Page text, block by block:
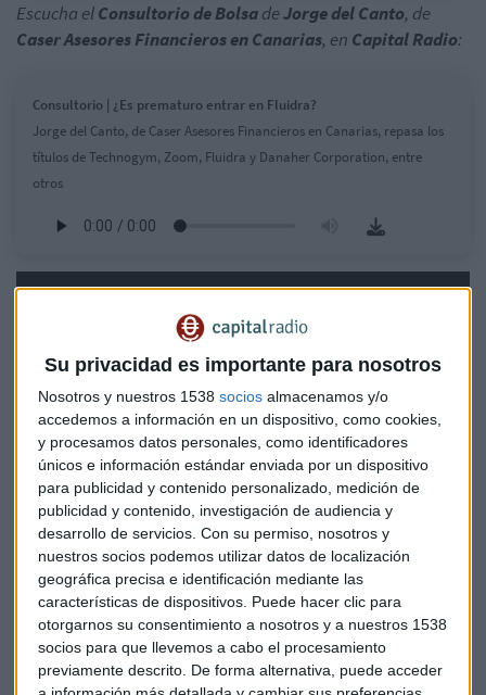
Su privacidad es importante para nosotros
Nosotros y nuestros 1538 socios almacenamos y/o
accedemos a información en un dispositivo, como cookies,
y procesamos datos personales, como identificadores
únicos e información estándar enviada por un dispositivo
para publicidad y contenido personalizado, medición de
publicidad y contenido, investigación de audiencia y
desarrollo de servicios. Con su permiso, nosotros y
nuestros socios podemos utilizar datos de localización
geográfica precisa e identificación mediante las
características de dispositivos. Puede hacer clic para
otorgarnos su consentimiento a nosotros y a nuestros 1538
socios para que llevemos a cabo el procesamiento
previamente descrito. De forma alternativa, puede acceder
Escucha elConsultorio de BolsadeJorge del Canto, de
Caser Asesores Financieros en Canarias, en Capital Radio:
Consultorio | ¿Es prematuro entrar en Fluidra?
Jorge del Canto, de Caser Asesores Financieros en Canarias, repasa los
títulos de Technogym, Zoom, Fluidra y Danaher Corporation, entre
otros
Escucha la segunda parte delConsultorio de BolsadeJorge
del CantoenMercado Abierto: